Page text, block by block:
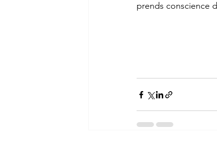
prends conscience